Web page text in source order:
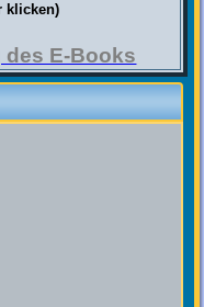
klicken)
E-Books